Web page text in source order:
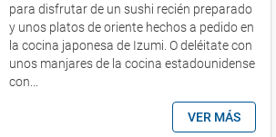
para disfrutar de un sushi recién preparado
y unos platos de oriente hechos a pedido en
la cocina japonesa de Izumi. O deléitate con
unos manjares de la cocina estadounidense
con...
VER MÁS